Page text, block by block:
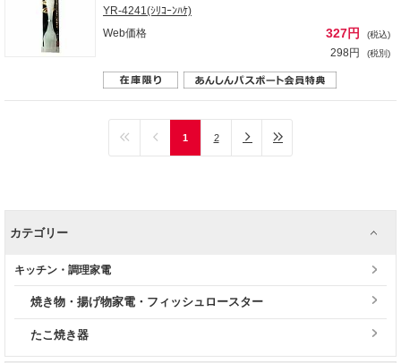
YR-4241(ｼﾘｺｰﾝﾊｹ)
Web価格
327円 (税込)
298円 (税別)
1 2
カテゴリー
キッチン・調理家電
焼き物・揚げ物家電・フィッシュロースター
たこ焼き器